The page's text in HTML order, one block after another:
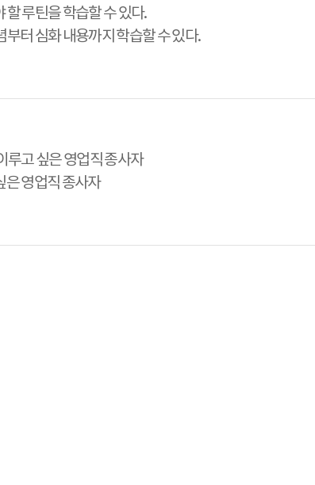
할 루틴을 학습할 수 있다.
부터 심화 내용까지 학습할 수 있다.
루고 싶은 영업직 종사자
은 영업직 종사자